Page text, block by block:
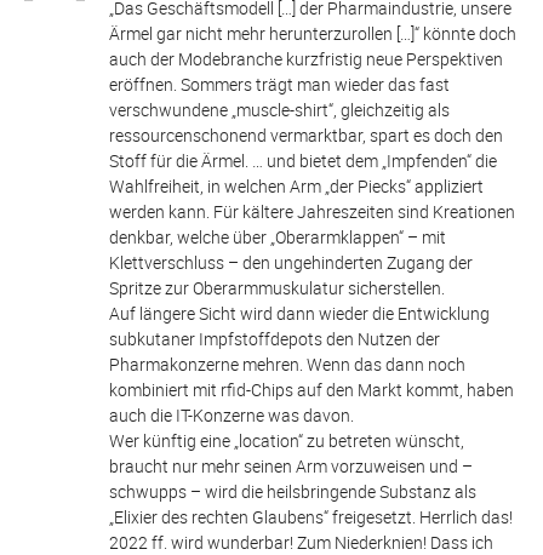
„Das Geschäftsmodell […] der Pharmaindustrie, unsere
Ärmel gar nicht mehr herunterzurollen […]“ könnte doch
auch der Modebranche kurzfristig neue Perspektiven
eröffnen. Sommers trägt man wieder das fast
verschwundene „muscle-shirt“, gleichzeitig als
ressourcenschonend vermarktbar, spart es doch den
Stoff für die Ärmel. … und bietet dem „Impfenden“ die
Wahlfreiheit, in welchen Arm „der Piecks“ appliziert
werden kann. Für kältere Jahreszeiten sind Kreationen
denkbar, welche über „Oberarmklappen“ – mit
Klettverschluss – den ungehinderten Zugang der
Spritze zur Oberarmmuskulatur sicherstellen.
Auf längere Sicht wird dann wieder die Entwicklung
subkutaner Impfstoffdepots den Nutzen der
Pharmakonzerne mehren. Wenn das dann noch
kombiniert mit rfid-Chips auf den Markt kommt, haben
auch die IT-Konzerne was davon.
Wer künftig eine „location“ zu betreten wünscht,
braucht nur mehr seinen Arm vorzuweisen und –
schwupps – wird die heilsbringende Substanz als
„Elixier des rechten Glaubens“ freigesetzt. Herrlich das!
2022 ff. wird wunderbar! Zum Niederknien! Dass ich